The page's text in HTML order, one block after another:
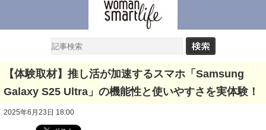
【体験取材】推し活が加速するスマホ「Samsung
Galaxy S25 Ultra」の機能性と使いやすさを実体験！
2025年6月23日 18:00